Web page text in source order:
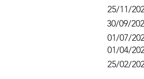
25/11/
30/09/
01/04/
25/02/
01/07/